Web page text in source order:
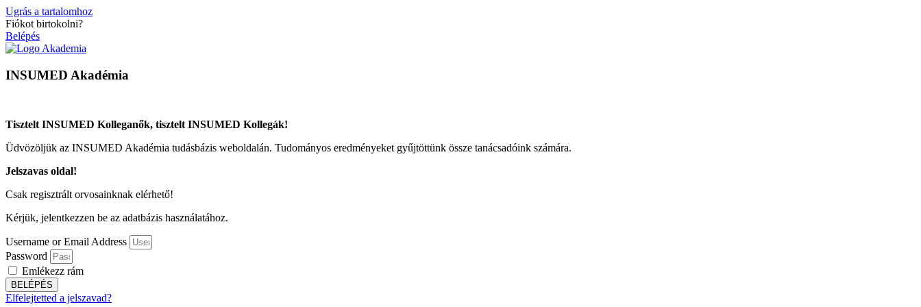
Ugrás a tartalomhoz
Fiókot birtokolni?
Belépés
INSUMED Akadémia
Tisztelt INSUMED Kolleganők, tisztelt INSUMED Kollegák!
Üdvözöljük az INSUMED Akadémia tudásbázis weboldalán. Tudományos eredményeket gyűjtöttünk össze tanácsadóink számára.
Jelszavas oldal!
Csak regisztrált orvosainknak elérhető!
Kérjük, jelentkezzen be az adatbázis használatához.
Username or Email Address
Password
Emlékezz rám
BELÉPÉS
Elfelejtetted a jelszavad?